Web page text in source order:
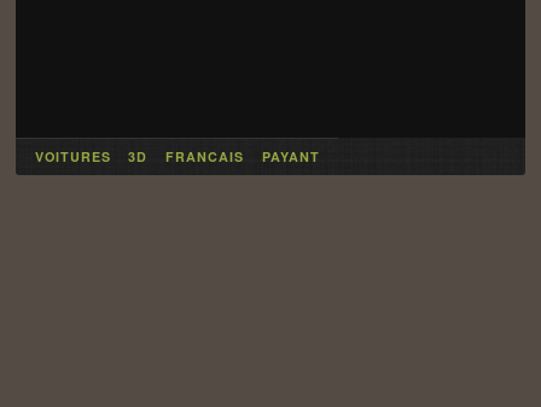
VOITURES 3D FRANCAIS PAYANT